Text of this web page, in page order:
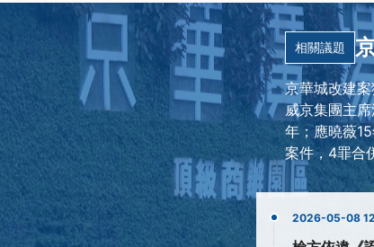
相關議題
京華城改建
威京集團主
年；應曉薇
案件，4罪合
2026-05-08